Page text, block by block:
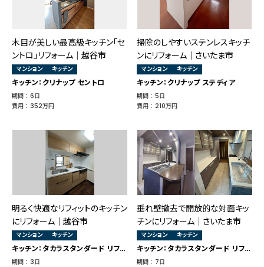
木目が美しい最高級キッチン「セ
ントロ」リフォーム│越谷市
マンション キッチン
キッチン：クリナップ セントロ
期間 ： 6日
費用 ： 352万円
掃除のしやすいステンレスキッチ
ンにリフォーム｜さいたま市
マンション キッチン
キッチン：クリナップ ステディア
期間 ： 5日
費用 ： 210万円
明るく快適なリフィットのキッチン
にリフォーム｜越谷市
マンション キッチン
キッチン：タカラスタンダード リフィット
期間 ： 3日
垂れ壁撤去で開放的な対面キッ
チンにリフォーム｜さいたま市
マンション キッチン
キッチン：タカラスタンダード リフィット
期間 ： 7日